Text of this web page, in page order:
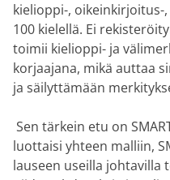
kielioppi-, oikeinkirjoitus-
100 kielellä. Ei
toimii kielioppi- ja
korjaajana, mikä auttaa
ja säilyttämään
Sen tärkein etu on
luottaisi yhteen malliin,
lauseen useilla johtavilla